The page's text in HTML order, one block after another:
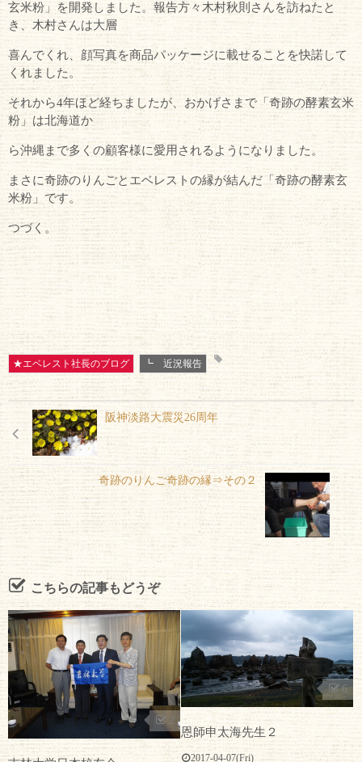
玄米粉」を開発しました。報告方々木村秋則さんを訪ねたと
き、木村さんは大層
喜んでくれ、顔写真を商品パッケージに載せることを快諾して
くれました。
それから4年ほど経ちましたが、おかげさまで「奇跡の酵素玄米
粉」は北海道か
ら沖縄まで多くの顧客様に愛用されるようになりました。
まさに奇跡のりんごとエベレストの縁が結んだ「奇跡の酵素玄
米粉」です。
つづく。
★エベレスト社長のブログ ┗ 近況報告
阪神淡路大震災26周年
奇跡のりんご奇跡の縁⇒その２
こちらの記事もどうぞ
2
6
恩師申太海先生２
2017-04-07(Fri)